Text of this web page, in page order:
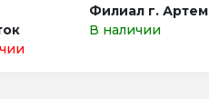
Филиал г. Артем
В наличии